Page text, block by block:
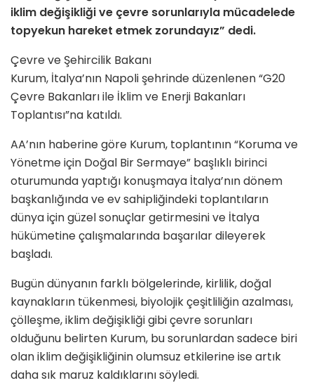
iklim değişikliği ve çevre sorunlarıyla mücadelede
topyekun hareket etmek zorundayız” dedi.
Çevre ve Şehircilik Bakanı
Kurum, İtalya’nın Napoli şehrinde düzenlenen “G20
Çevre Bakanları ile İklim ve Enerji Bakanları
Toplantısı”na katıldı.
AA’nın haberine göre Kurum, toplantının “Koruma ve
Yönetme için Doğal Bir Sermaye” başlıklı birinci
oturumunda yaptığı konuşmaya İtalya’nın dönem
başkanlığında ve ev sahipliğindeki toplantıların
dünya için güzel sonuçlar getirmesini ve İtalya
hükümetine çalışmalarında başarılar dileyerek
başladı.
Bugün dünyanın farklı bölgelerinde, kirlilik, doğal
kaynakların tükenmesi, biyolojik çeşitliliğin azalması,
çölleşme, iklim değişikliği gibi çevre sorunları
olduğunu belirten Kurum, bu sorunlardan sadece biri
olan iklim değişikliğinin olumsuz etkilerine ise artık
daha sık maruz kaldıklarını söyledi.